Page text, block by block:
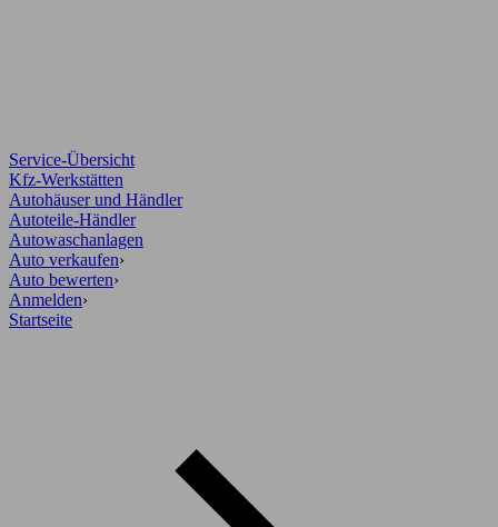
Service-Übersicht
Kfz-Werkstätten
Autohäuser und Händler
Autoteile-Händler
Autowaschanlagen
Auto verkaufen›
Auto bewerten›
Anmelden›
Startseite